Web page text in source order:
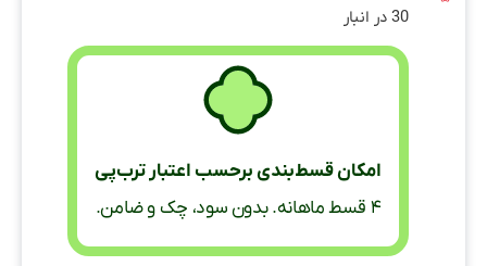
30 در انبار
امکان قسط‌بندی برحسب اعتبار ترب‌پی
۴ قسط ماهانه. بدون سود، چک و ضامن.